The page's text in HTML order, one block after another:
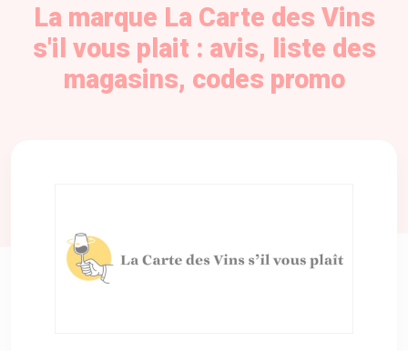
BIEN MANGER
HIGH-TECH
ENTREPRISE
ANIMAUX
La marque La Carte des Vins
s'il vous plait : avis, liste des
magasins, codes promo